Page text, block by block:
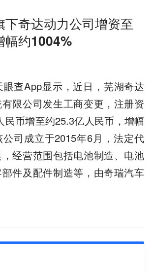
下奇达动力公司增资至
幅约1004%
查App显示，近日，芜湖奇达
限公司发生工商变更，注册资
民币增至约25.3亿人民币，增幅
司成立于2015年6月，法定代
经营范围包括电池制造、电池
件及配件制造等，由奇瑞汽车